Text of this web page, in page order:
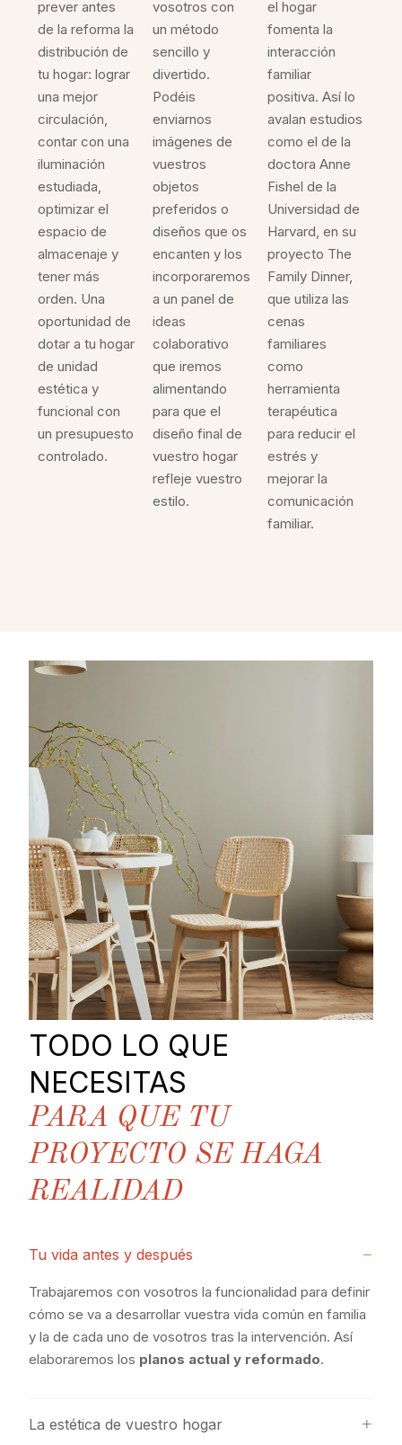
prever antes
de la reforma la
distribución de
tu hogar: lograr
una mejor
circulación,
contar con una
iluminación
estudiada,
optimizar el
espacio de
almacenaje y
tener más
orden. Una
oportunidad de
dotar a tu hogar
de unidad
estética y
funcional con
un presupuesto
controlado.
vosotros con
un método
sencillo y
divertido.
Podéis
enviarnos
imágenes de
vuestros
objetos
preferidos o
diseños que os
encanten y los
incorporaremos
a un panel de
ideas
colaborativo
que iremos
alimentando
para que el
diseño final de
vuestro hogar
refleje vuestro
estilo.
el hogar
fomenta la
interacción
familiar
positiva. Así lo
avalan estudios
como el de la
doctora Anne
Fishel de la
Universidad de
Harvard, en su
proyecto The
Family Dinner,
que utiliza las
cenas
familiares
como
herramienta
terapéutica
para reducir el
estrés y
mejorar la
comunicación
familiar.
TODO LO QUE
NECESITAS
PARA QUE TU
PROYECTO SE HAGA
REALIDAD
Tu vida antes y después
Trabajaremos con vosotros la funcionalidad para definir
cómo se va a desarrollar vuestra vida común en familia
y la de cada uno de vosotros tras la intervención. Así
elaboraremos los planos actual y reformado.
La estética de vuestro hogar